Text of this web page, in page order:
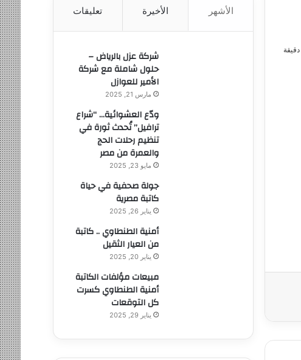
الأشهر الأخيرة تعليقات
شركة عزل بالرياض –
حلول شاملة مع شركة
الأمير للعوازل
مارس 21, 2025
ودّع العشوائية… “شراع
ترافيل” تُحدث ثورة في
تنظيم رحلات الحج
والعمرة من مصر
مايو 23, 2025
جولة صحفية في حياة
كاتبة مصرية
يناير 26, 2025
أمنية الطنطاوي .. كاتبة
من العيار الثقيل
يناير 20, 2025
مبيعات مؤلفات الكاتبة
أمنية الطنطاوي كسرت
كل التوقعات
يناير 29, 2025